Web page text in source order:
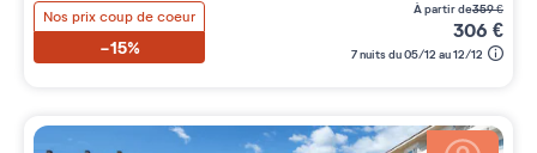
Nos prix coup de coeur
-15%
à partir de359€
306 €
7 nuits du 05/12 au 12/12